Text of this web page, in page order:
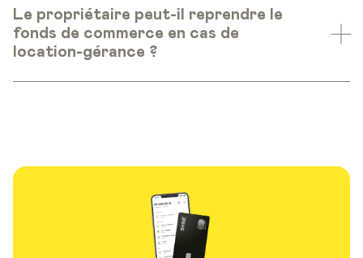
Le propriétaire peut-il reprendre le
fonds de commerce en cas de
location-gérance ?